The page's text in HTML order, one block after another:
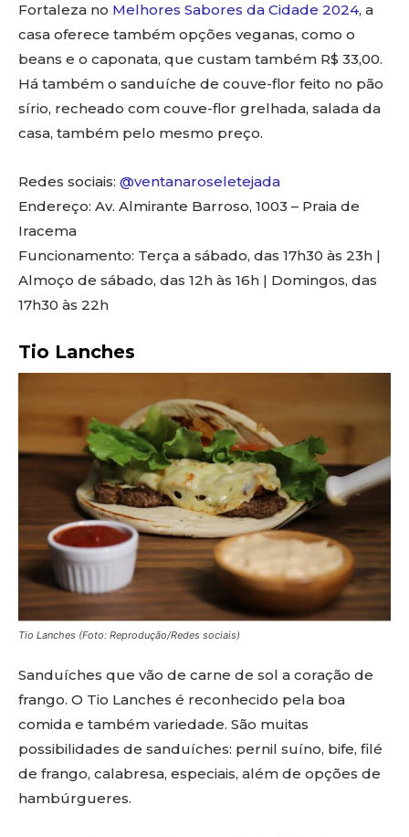
Fortaleza no Melhores Sabores da Cidade 2024, a
casa oferece também opções veganas, como o
beans e o caponata, que custam também R$ 33,00.
Há também o sanduíche de couve-flor feito no pão
sírio, recheado com couve-flor grelhada, salada da
casa, também pelo mesmo preço.
Redes sociais: @ventanaroseletejada
Endereço: Av. Almirante Barroso, 1003 – Praia de
Iracema
Funcionamento: Terça a sábado, das 17h30 às 23h |
Almoço de sábado, das 12h às 16h | Domingos, das
17h30 às 22h
Tio Lanches
Tio Lanches (Foto: Reprodução/Redes sociais)
Sanduíches que vão de carne de sol a coração de
frango. O Tio Lanches é reconhecido pela boa
comida e também variedade. São muitas
possibilidades de sanduíches: pernil suíno, bife, filé
de frango, calabresa, especiais, além de opções de
hambúrgueres.